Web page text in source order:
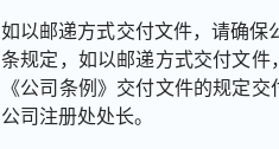
如以邮递方式交付文件，请确
条规定，如以邮递方式交付文
《公司条例》交付文件的规定
公司注册处处长。